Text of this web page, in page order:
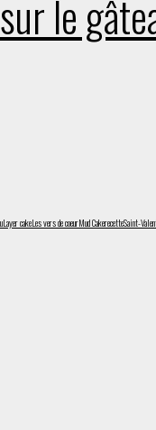
le
Layer cakeLes vers de coeurMud CakerecetteSaint-